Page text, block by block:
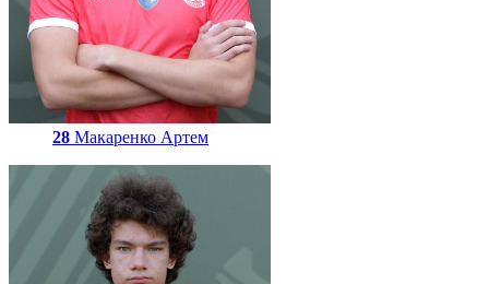
28 Макаренко Артем